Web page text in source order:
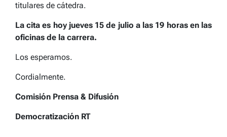
titulares de cátedra.
La cita es hoy jueves 15 de julio a las 19 horas en las
oficinas de la carrera.
Los esperamos.
Cordialmente.
Comisión Prensa & Difusión
Democratización RT